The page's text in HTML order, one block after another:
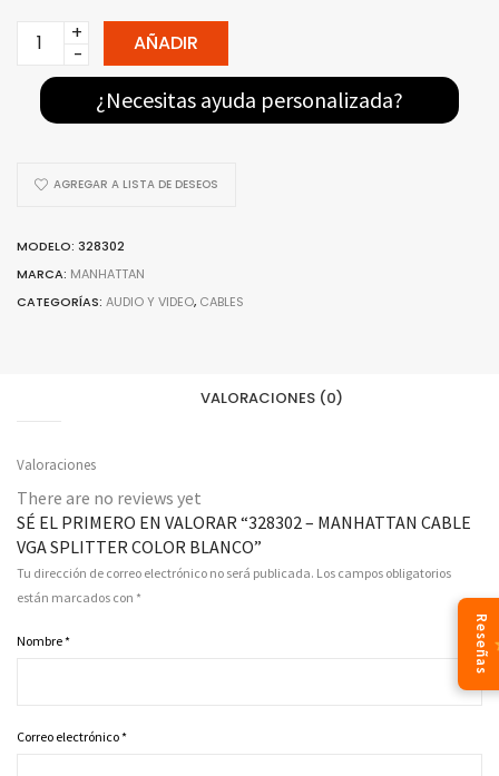
328302
MANHATTAN
CABLE
SPLITTER
quantity
AÑADIR
¿Necesitas ayuda personalizada?
AGREGAR A LISTA DE DESEOS
MODELO: 328302
MARCA: MANHATTAN
CATEGORÍAS: AUDIO Y VIDEO, CABLES
VALORACIONES (0)
Valoraciones
There are no reviews yet
SÉ EL PRIMERO EN VALORAR “328302 – MANHATTAN CABLE
VGA SPLITTER COLOR BLANCO”
Tu dirección de correo electrónico no será publicada. Los campos obligatorios
están marcados con *
Nombre*
Correo electrónico*
Reseñas